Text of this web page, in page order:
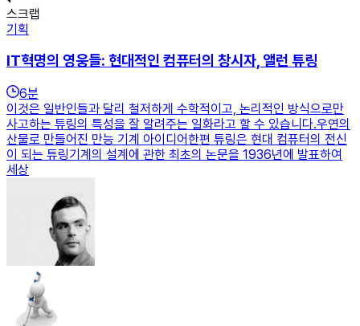
스크랩
기획
IT혁명의 영웅들: 현대적인 컴퓨터의 창시자, 앨런 튜링
6분
이것은 일반인들과 달리 철저하게 수학적이고, 논리적인 방식으로만
사고하는 튜링의 특성을 잘 알려주는 일화라고 할 수 있습니다.우연의
산물로 만들어진 만능 기계 아이디어한편 튜링은 현대 컴퓨터의 전신
이 되는 튜링기계의 설계에 관한 최초의 논문을 1936년에 발표하여
세상